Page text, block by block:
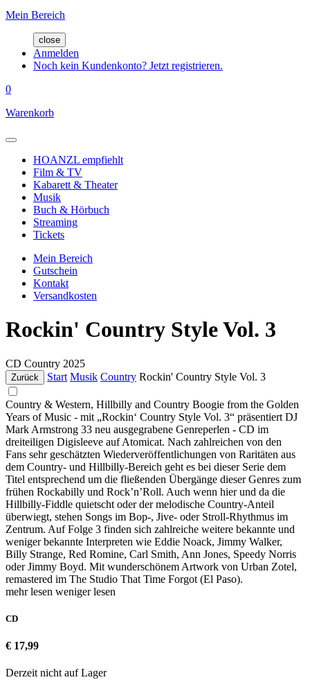
Mein Bereich
close
Anmelden
Noch kein Kundenkonto? Jetzt registrieren.
0
Warenkorb
HOANZL empfiehlt
Film & TV
Kabarett & Theater
Musik
Buch & Hörbuch
Streaming
Tickets
Mein Bereich
Gutschein
Kontakt
Versandkosten
Rockin' Country Style Vol. 3
CD Country 2025
Zurück Start Musik Country Rockin' Country Style Vol. 3
Country & Western, Hillbilly and Country Boogie from the Golden
Years of Music - mit „Rockin‘ Country Style Vol. 3“ präsentiert DJ
Mark Armstrong 33 neu ausgegrabene Genreperlen - CD im
dreiteiligen Digisleeve auf Atomicat. Nach zahlreichen von den
Fans sehr geschätzten Wiederveröffentlichungen von Raritäten aus
dem Country- und Hillbilly-Bereich geht es bei dieser Serie dem
Titel entsprechend um die fließenden Übergänge dieser Genres zum
frühen Rockabilly und Rock’n’Roll. Auch wenn hier und da die
Hillbilly-Fiddle quietscht oder der melodische Country-Anteil
überwiegt, stehen Songs im Bop-, Jive- oder Stroll-Rhythmus im
Zentrum. Auf Folge 3 finden sich zahlreiche weitere bekannte und
weniger bekannte Interpreten wie Eddie Noack, Jimmy Walker,
Billy Strange, Red Romine, Carl Smith, Ann Jones, Speedy Norris
oder Jimmy Boyd. Mit wunderschönem Artwork von Urban Zotel,
remastered im The Studio That Time Forgot (El Paso).
mehr lesen weniger lesen
CD
€ 17,99
Derzeit nicht auf Lager